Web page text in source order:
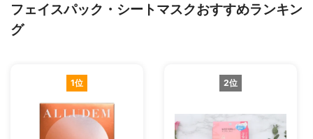
フェイスパック・シートマスクおすすめランキン
グ
1位 2位